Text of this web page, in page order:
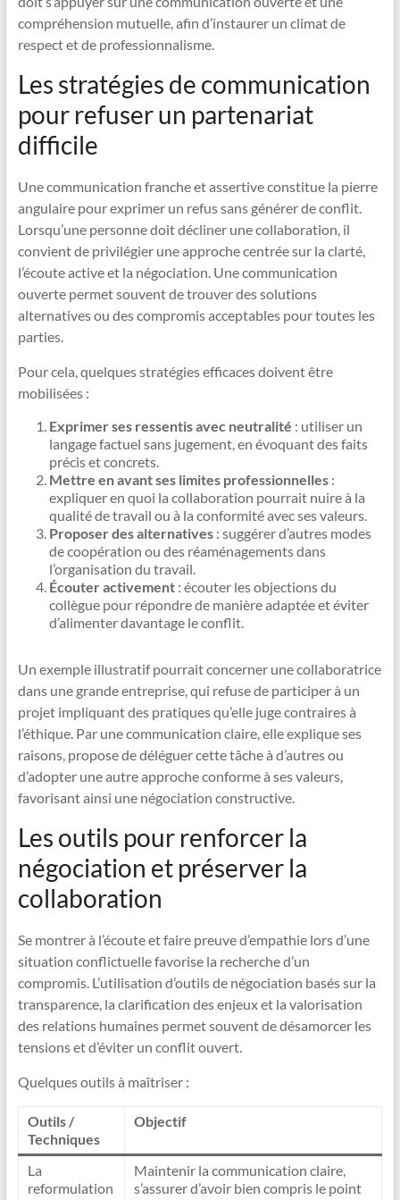
compréhension mutuelle, afin d’instaurer un climat de
respect et de professionnalisme.
Les stratégies de communication
pour refuser un partenariat
difficile
Une communication franche et assertive constitue la pierre
angulaire pour exprimer un refus sans générer de conflit.
Lorsqu’une personne doit décliner une collaboration, il
convient de privilégier une approche centrée sur la clarté,
l’écoute active et la négociation. Une communication
ouverte permet souvent de trouver des solutions
alternatives ou des compromis acceptables pour toutes les
parties.
Pour cela, quelques stratégies efficaces doivent être
mobilisées :
Exprimer ses ressentis avec neutralité : utiliser un
langage factuel sans jugement, en évoquant des faits
précis et concrets.
Mettre en avant ses limites professionnelles:
expliquer en quoi la collaboration pourrait nuire à la
qualité de travail ou à la conformité avec ses valeurs.
Proposer des alternatives: suggérer d’autres modes
de coopération ou des réaménagements dans
l’organisation du travail.
Écouter activement: écouter les objections du
collègue pour répondre de manière adaptée et éviter
d’alimenter davantage le conflit.
Un exemple illustratif pourrait concerner une collaboratrice
dans une grande entreprise, qui refuse de participer à un
projet impliquant des pratiques qu’elle juge contraires à
l’éthique. Par une communication claire, elle explique ses
raisons, propose de déléguer cette tâche à d’autres ou
d’adopter une autre approche conforme à ses valeurs,
favorisant ainsi une négociation constructive.
Les outils pour renforcer la
négociation et préserver la
collaboration
Se montrer à l’écoute et faire preuve d’empathie lors d’une
situation conflictuelle favorise la recherche d’un
compromis. L’utilisation d’outils de négociation basés sur la
transparence, la clarification des enjeux et la valorisation
des relations humaines permet souvent de désamorcer les
tensions et d’éviter un conflit ouvert.
Quelques outils à maîtriser :
Outils /
Techniques
Objectif
La
reformulation
Maintenir la communication claire,
s’assurer d’avoir bien compris le point